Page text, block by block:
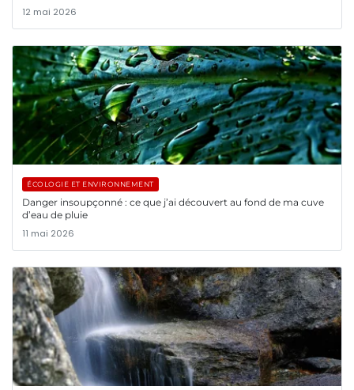
12 mai 2026
ÉCOLOGIE ET ENVIRONNEMENT
Danger insoupçonné : ce que j’ai découvert au fond de ma cuve
d’eau de pluie
11 mai 2026